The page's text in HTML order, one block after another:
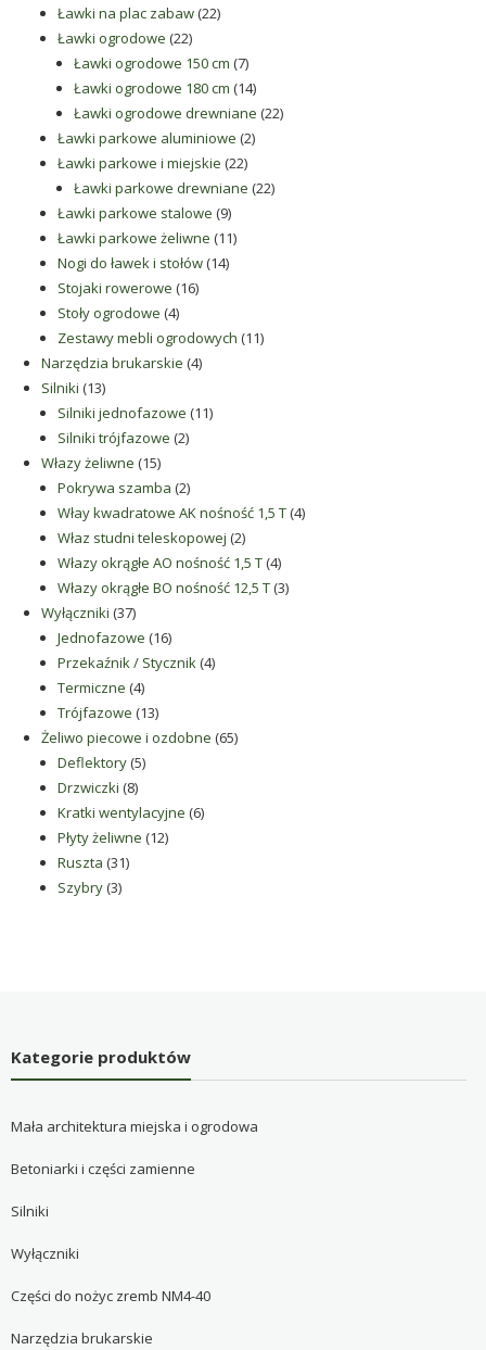
produkty
Ławki na plac zabaw 2222
Ławki ogrodowe 2222
produkty
Ławki ogrodowe 150 cm 77
produktów
Ławki ogrodowe 180 cm 1414
produktów
Ławki ogrodowe drewniane 2222
Ławki parkowe aluminiowe 22
Ławki parkowe i miejskie 2222
produkty
Ławki parkowe drewniane 2222
Ławki parkowe stalowe 99
produktów
Ławki parkowe żeliwne 1111
Nogi do ławek i stołów 1414
Stojaki rowerowe 1616
Stoły ogrodowe 44
produkty
Zestawy mebli ogrodowych 1111
Narzędzia brukarskie 44
Silniki 1313
produktów
Silniki jednofazowe 1111
Silniki trójfazowe 22
Włazy żeliwne 1515
produktów
Pokrywa szamba 22
produkty
Włay kwadratowe AK nośność 1,5 T 44
Właz studni teleskopowej 22
produkty
Włazy okrągłe AO nośność 1,5 T 44
produkty
Włazy okrągłe BO nośność 12,5 T 33
Wyłączniki 3737
produktów
Jednofazowe 1616
produktów
Przekaźnik / Stycznik 44
Termiczne 44
produkty
Trójfazowe 1313
produktów
Żeliwo piecowe i ozdobne 6565
Deflektory 55
Drzwiczki 88
produktów
Kratki wentylacyjne 66
Płyty żeliwne 1212
Ruszta 3131
Szybry 33
Kategorie produktów
Mała architektura miejska i ogrodowa
Betoniarki i części zamienne
Silniki
Wyłączniki
Części do nożyc zremb NM4-40
Narzędzia brukarskie